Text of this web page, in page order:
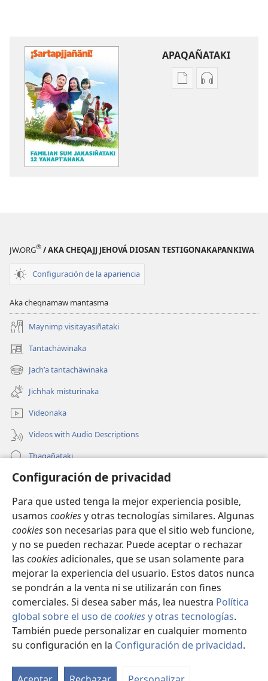
Configuración de privacidad
Para que usted tenga la mejor experiencia posible,
usamos cookiesy otras tecnologías similares. Algunas
cookiesson necesarias para que el sitio web funcione,
y no se pueden rechazar. Puede aceptar o rechazar
las cookiesadicionales, que se usan solamente para
mejorar la experiencia del usuario. Estos datos nunca
se pondrán a la venta ni se utilizarán con fines
comerciales. Si desea saber más, lea nuestra Política
global sobre el uso decookiesy otras tecnologías.
También puede personalizar en cualquier momento
su configuración en la Configuración de privacidad.
APAQAÑATAKI
Aka Aka
JW.ORG® / AKA CHEQAJJ JEHOVÁ DIOSAN TESTIGONAKAPANKIWA
Configuración de la apariencia
Aka cheqnamaw mantasma
Maynimp visitayasiñataki
Tantachäwinaka
(opens
new
window)
Jachʼa tantachäwinaka
(opens
new
window)
Jichhak misturinaka
Videonaka
Videos with Audio Descriptions
Thaqañataki
Oraqpachat yatiyäwinaka
Donacionanaka
(opens
window)INTERNETANKIR BIBLIOTECA
(opens
new
window)JW Hub ®
(opens
new
window)
Copyright© 2026 Watch Tower Bible and Tract Society of Pennsylvania.
CONDICIONES DE USO|POLÍTICA DE PRIVACIDAD|
CONFIGURACIÓN DE PRIVACIDAD